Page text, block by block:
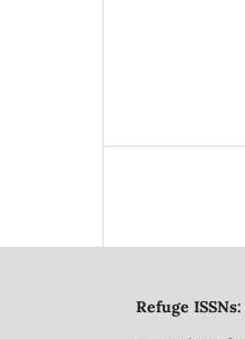
Refuge ISSNs: